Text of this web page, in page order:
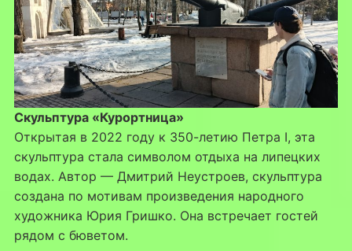
Скульптура «Курортница»
Открытая в 2022 году к 350-летию Петра I, эта
скульптура стала символом отдыха на липецких
водах. Автор — Дмитрий Неустроев, скульптура
создана по мотивам произведения народного
художника Юрия Гришко. Она встречает гостей
рядом с бюветом.